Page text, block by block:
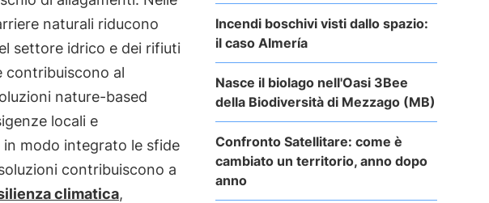
naturali riducono
settore idrico e dei rifiuti
contribuiscono al
nature-based
locali e
modo integrato le sfide
contribuiscono a
climatica,
Incendi boschivi visti dallo spazio:
il caso Almería
Nasce il biolago nell'Oasi 3Bee
della Biodiversità di Mezzago (MB)
Confronto Satellitare: come è
cambiato un territorio, anno dopo
anno